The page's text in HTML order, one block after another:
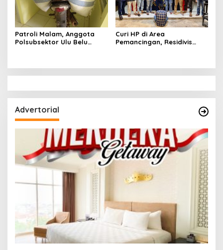
Patroli Malam, Anggota
Polsubsektor Ulu Belu
Kabur
Curi HP di Area
Pemancingan, Residivis
Advertorial